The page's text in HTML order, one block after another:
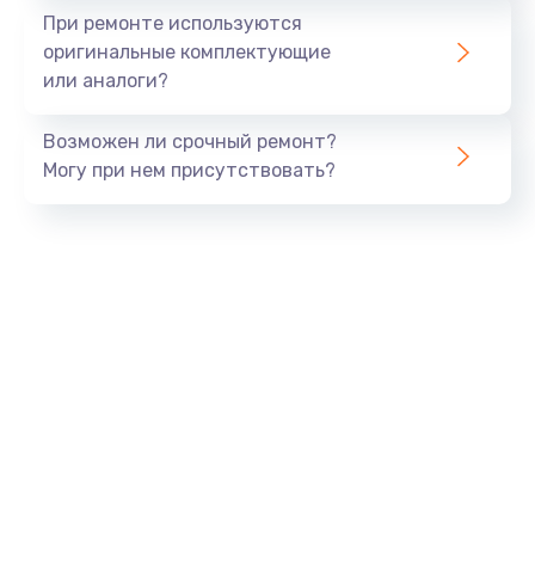
При ремонте используются
оригинальные комплектующие
или аналоги?
Возможен ли срочный ремонт?
Могу при нем присутствовать?